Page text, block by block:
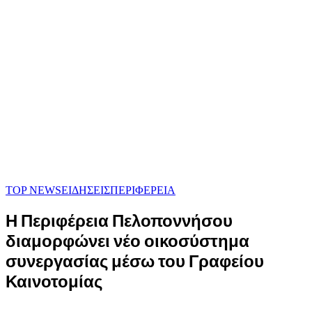
TOP NEWSΕΙΔΗΣΕΙΣΠΕΡΙΦΕΡΕΙΑ
Η Περιφέρεια Πελοποννήσου
διαμορφώνει νέο οικοσύστημα
συνεργασίας μέσω του Γραφείου
Καινοτομίας